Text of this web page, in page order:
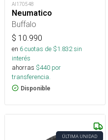
AI170548
Neumatico
Buffalo
$ 10.990
en 6cuotas de $1.832sin
interés
ahorras $440 por
transferencia.
Disponible
ÚLTIMA UNIDAD